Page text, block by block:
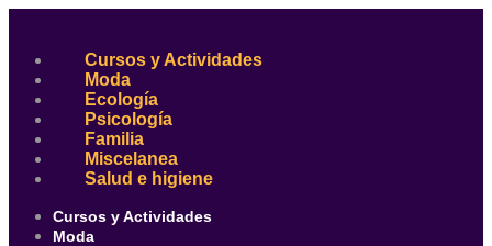
contenido
Cursos y Actividades
Moda
Ecología
Psicología
Familia
Miscelanea
Salud e higiene
Cursos y Actividades
Moda